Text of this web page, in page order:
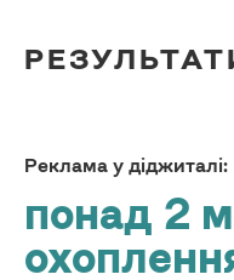
Реклама у діджиталі:
понад 2